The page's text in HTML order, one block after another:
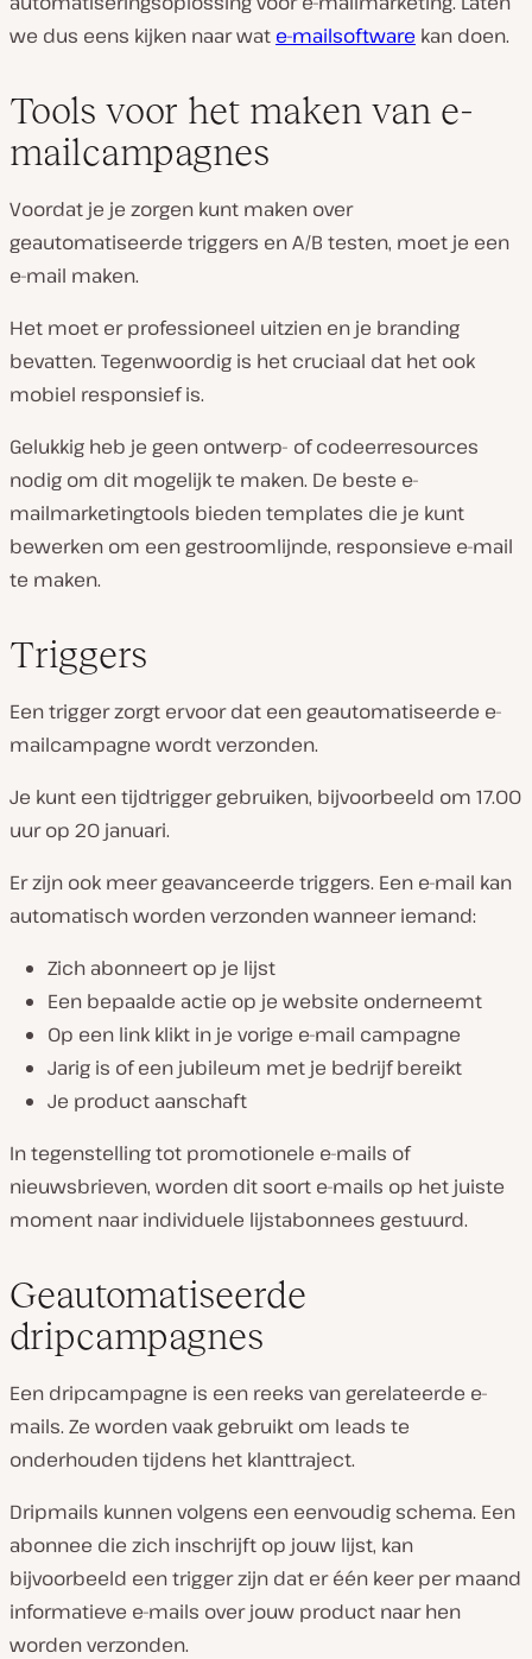
we dus eens kijken naar wat e-mailsoftware kan doen.
Tools voor het maken van e-
mailcampagnes
Voordat je je zorgen kunt maken over
geautomatiseerde triggers en A/B testen, moet je een
e-mail maken.
Het moet er professioneel uitzien en je branding
bevatten. Tegenwoordig is het cruciaal dat het ook
mobiel responsief is.
Gelukkig heb je geen ontwerp- of codeerresources
nodig om dit mogelijk te maken. De beste e-
mailmarketingtools bieden templates die je kunt
bewerken om een ​​gestroomlijnde, responsieve e-mail
te maken.
Triggers
Een trigger zorgt ervoor dat een geautomatiseerde e-
mailcampagne wordt verzonden.
Je kunt een tijdtrigger gebruiken, bijvoorbeeld om 17.00
uur op 20 januari.
Er zijn ook meer geavanceerde triggers. Een e-mail kan
automatisch worden verzonden wanneer iemand:
Zich abonneert op je lijst
Een bepaalde actie op je website onderneemt
Op een link klikt in je vorige e-mail campagne
Jarig is of een jubileum met je bedrijf bereikt
Je product aanschaft
In tegenstelling tot promotionele e-mails of
nieuwsbrieven, worden dit soort e-mails op het juiste
moment naar individuele lijstabonnees gestuurd.
Geautomatiseerde
dripcampagnes
Een dripcampagne is een reeks van gerelateerde e-
mails. Ze worden vaak gebruikt om leads te
onderhouden tijdens het klanttraject.
Dripmails kunnen volgens een eenvoudig schema. Een
abonnee die zich inschrijft op jouw lijst, kan
bijvoorbeeld een trigger zijn dat er één keer per maand
informatieve e-mails over jouw product naar hen
worden verzonden.